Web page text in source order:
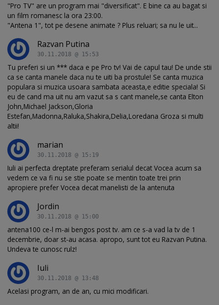
"Pro TV" are un program mai "diversificat". E bine ca au bagat si
un film romanesc la ora 23:00.
"Antena 1", tot pe desene animate ? Plus reluari; sa nu le uit...
Razvan Putina
30.11.2018 @ 15:53
Tu preferi si un *** daca e pe Pro tv! Vai de capul tau! De unde stii
ca se canta manele daca nu te uiti ba prostule! Se canta muzica
populara si muzica usoara sambata aceasta,e editie speciala! Si
eu de cand ma uit nu am vazut sa s cant manele,se canta Elton
John,Michael Jackson,Gloria
Estefan,Madonna,Raluka,Shakira,Delia,Loredana Groza si multi
altii!
marian
30.11.2018 @ 15:19
Iuli ai perfecta dreptate preferam serialul decat Vocea acum sa
vedem ce va fi nu se stie poate se mentin toate trei prin
apropiere prefer Vocea decat manelisti de la antenuta
Jordin
30.11.2018 @ 15:00
antena100 ce-l m-ai bengos post tv. am ce s-a vad la tv de 1
decembrie, doar st-au acasa. apropo, sunt tot eu Razvan Putina.
Undeva te cunosc rulz!
Iuli
30.11.2018 @ 13:48
Acelasi program, an de an, cu mici modificari.